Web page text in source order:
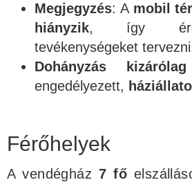
Megjegyzés: A mobil
hiányzik, így
tevékenységeket
Dohányzás
engedélyezett,
Férőhelyek
A vendégház 7 fő